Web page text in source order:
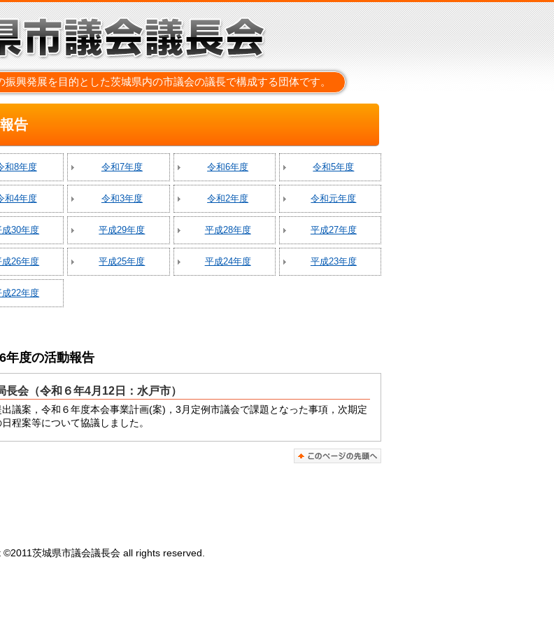
興発展を目的とした茨城県内の市議会の議長で構成する団体です。
告
和8年度 令和7年度 令和6年度 令和5年度
和4年度 令和3年度 令和2年度 令和元年度
成30年度 平成29年度 平成28年度 平成27年度
成26年度 平成25年度 平成24年度 平成23年度
成22年度
年度の活動報告
長会（令和６年4月12日：水戸市）
議案，令和６年度本会事業計画(案)，3月定例市議会で課題となった事項，次期定
程案等について協議しました。
©2011茨城県市議会議長会 all rights reserved.